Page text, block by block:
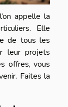
appelle la
Elle
de tous les
leur projets
offres, vous
Faites la